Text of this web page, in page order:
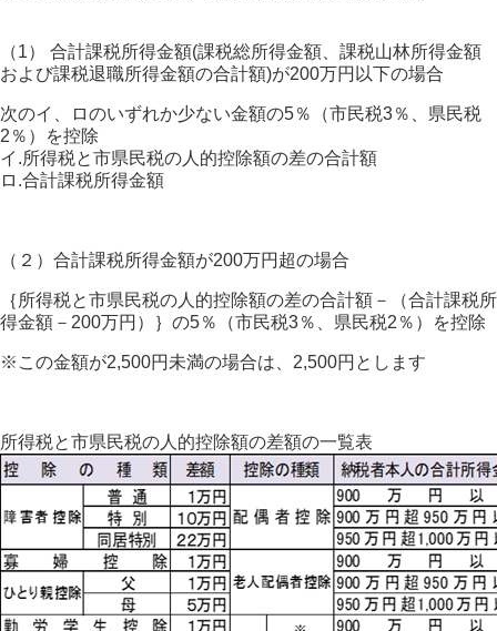
（1） 合計課税所得金額(課税総所得金額、課税山林所得金額
および課税退職所得金額の合計額)が200万円以下の場合
次のイ、ロのいずれか少ない金額の5％（市民税3％、県民税
2％）を控除
イ.所得税と市県民税の人的控除額の差の合計額
ロ.合計課税所得金額
（２）合計課税所得金額が200万円超の場合
｛所得税と市県民税の人的控除額の差の合計額－（合計課税所
得金額－200万円）｝の5％（市民税3％、県民税2％）を控除
※この金額が2,500円未満の場合は、2,500円とします
所得税と市県民税の人的控除額の差額の一覧表